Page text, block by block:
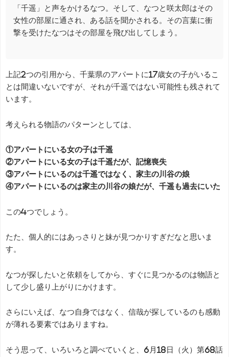
「千遥」と声をかけるなつ。そして、なつと咲太郎はその
女性の部屋に通され、ある話を聞かされる。その言葉に衝
撃を受けたなつはその部屋を飛び出してしまう。
上記2つの引用から、千葉県のアパートに17歳女の子がいるこ
とは間違いないですが、それが千遥ではない可能性も残されて
います。
考えられる物語のパターンとしては、
①アパートにいる女の子は千遥
②アパートにいる女の子は千遥だが、記憶喪失
③アパートにいるのは千遥ではなく、家主の川谷の娘
④アパートにいるのは家主の川谷の娘だが、千遥も過去にいた
この4つでしょう。
たた、個人的にはあっさりと妹が見つかりすぎだなと思いま
す。
なつが探したいと依頼をしてから、すぐに見つかるのは物語と
して少し盛り上がりにかけます。
さらにいえば、なつ自身ではなく、信哉が探しているのも感動
が薄れる要素ではありますね。
そう思って、いろいろと調べていくと、6月18日（火）第68話